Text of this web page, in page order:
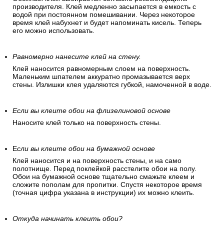
производителя. Клей медленно засыпается в емкость с
водой при постоянном помешивании. Через некоторое
время клей набухнет и будет напоминать кисель. Теперь
его можно использовать.
Равномерно нанесите клей на стену.
Клей наносится равномерным слоем на поверхность.
Маленьким шпателем аккуратно промазывается верх
стены. Излишки клея удаляются губкой, намоченной в воде.
Если вы клеите обои на флизелиновой основе
Наносите клей только на поверхность стены.
Если вы клеите обои на бумажной основе
Клей наносится и на поверхность стены, и на само
полотнище. Перед поклейкой расстелите обои на полу.
Обои на бумажной основе тщательно смажьте клеем и
сложите пополам для пропитки. Спустя некоторое время
(точная цифра указана в инструкции) их можно клеить.
Откуда начинать клеить обои?